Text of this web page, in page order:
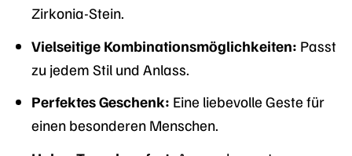
Zirkonia-Stein.
Vielseitige Kombinationsmöglichkeiten: Passt
zu jedem Stil und Anlass.
Perfektes Geschenk: Eine liebevolle Geste für
einen besonderen Menschen.